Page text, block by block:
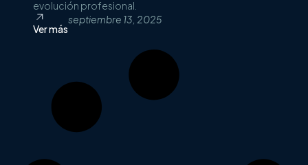
evolución profesional.
Ver más
septiembre 13, 2025